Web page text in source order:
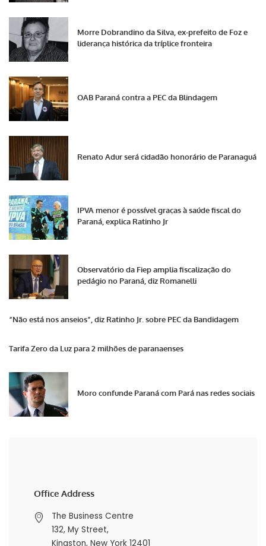
Morre Dobrandino da Silva, ex-prefeito de Foz e
liderança histórica da tríplice fronteira
OAB Paraná contra a PEC da Blindagem
Renato Adur será cidadão honorário de Paranaguá
IPVA menor é possível graças à saúde fiscal do
Paraná, explica Ratinho Jr
Observatório da Fiep amplia fiscalização do
pedágio no Paraná, diz Romanelli
“Não está nos anseios”, diz Ratinho Jr. sobre PEC da Bandidagem
Tarifa Zero da Luz para 2 milhões de paranaenses
Moro confunde Paraná com Pará nas redes sociais
Office Address
The Business Centre
132, My Street,
Kingston, New York 12401